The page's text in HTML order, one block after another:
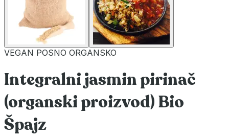
VEGAN POSNO ORGANSKO
Integralni jasmin pirinač
(organski proizvod) Bio
Špajz